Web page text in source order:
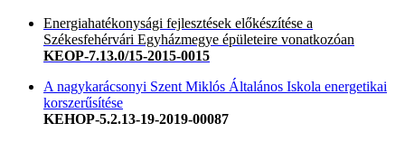
Energiahatékonysági fejlesztések előkészítése a
Székesfehérvári Egyházmegye épületeire vonatkozóan
KEOP-7.13.0/15-2015-0015
A nagykarácsonyi Szent Miklós Általános Iskola energetikai
korszerűsítése
KEHOP-5.2.13-19-2019-00087